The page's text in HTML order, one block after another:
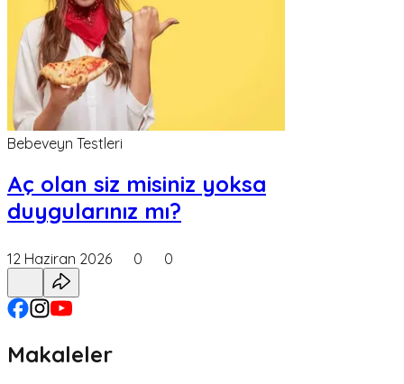
Bebeveyn Testleri
Aç olan siz misiniz yoksa
duygularınız mı?
12 Haziran 2026 0 0
Makaleler